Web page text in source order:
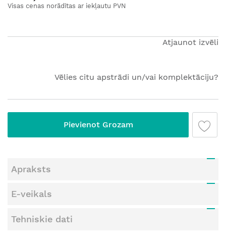
galerijas
Visas cenas norādītas ar iekļautu PVN
Atjaunot izvēli
Vēlies citu apstrādi un/vai komplektāciju?
Pievienot Grozam
Apraksts
E-veikals
Tehniskie dati